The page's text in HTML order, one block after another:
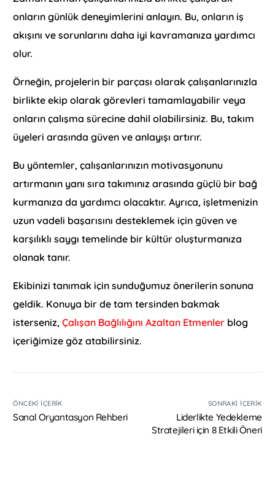
onların günlük deneyimlerini anlayın. Bu, onların iş
akışını ve sorunlarını daha iyi kavramanıza yardımcı
olur.
Örneğin, projelerin bir parçası olarak çalışanlarınızla
birlikte ekip olarak görevleri tamamlayabilir veya
onların çalışma sürecine dahil olabilirsiniz. Bu, takım
üyeleri arasında güven ve anlayışı artırır.
Bu yöntemler, çalışanlarınızın motivasyonunu
artırmanın yanı sıra takımınız arasında güçlü bir bağ
kurmanıza da yardımcı olacaktır. Ayrıca, işletmenizin
uzun vadeli başarısını desteklemek için güven ve
karşılıklı saygı temelinde bir kültür oluşturmanıza
olanak tanır.
Ekibinizi tanımak için sunduğumuz önerilerin sonuna
geldik. Konuya bir de tam tersinden bakmak
isterseniz,Çalışan Bağlılığını Azaltan Etmenler blog
içeriğimize göz atabilirsiniz.
ÖNCEKI İÇERIK
Sanal Oryantasyon Rehberi
SONRAKI İÇERIK
Liderlikte Yedekleme
Stratejileri için 8 Etkili Öneri